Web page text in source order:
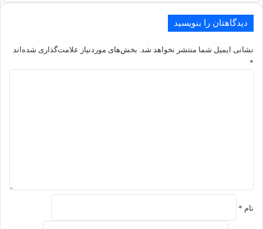
دیدگاهتان را بنویسید
نشانی ایمیل شما منتشر نخواهد شد. بخش‌های موردنیاز علامت‌گذاری شده‌اند
*
نام *